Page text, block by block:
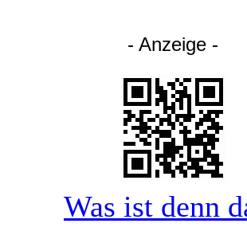
- Anzeige -
Was ist denn